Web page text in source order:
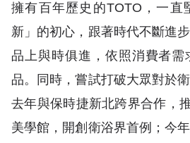
擁有百年歷史的TOTO，一直
新」的初心，跟著時代不斷進
品上與時俱進，依照消費者需
品。同時，嘗試打破大眾對於
去年與保時捷新北跨界合作，
美學館，開創衛浴界首例；今